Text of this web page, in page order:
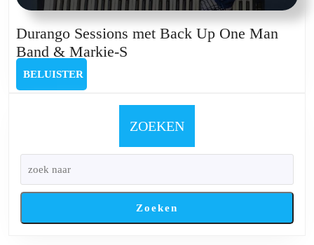
Durango Sessions met Back Up One Man
Band & Markie-S
Back
Up
Man
&
Markie-
BELUISTER
ZOEKEN
Zoeken